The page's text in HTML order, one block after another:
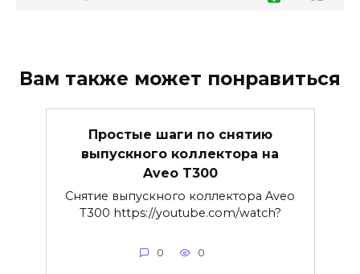
Вам также может понравиться
Простые шаги по снятию
выпускного коллектора на
Aveo T300
Снятие выпускного коллектора Aveo
T300 https://youtube.com/watch?
0 0